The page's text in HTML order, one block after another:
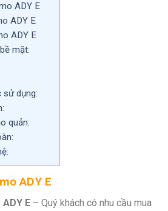
ADY E
ADY E
ADY E
mặt:
dụng:
quản:
ADY E
E – Quý khách có nhu cầu mua